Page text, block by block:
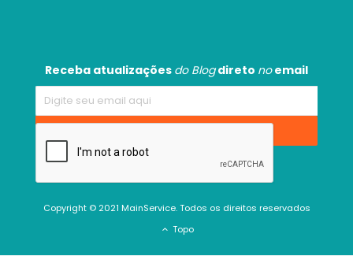
Receba atualizações do Blogdireto noemail
Copyright © 2021 MainService. Todos os direitos reservados
Topo